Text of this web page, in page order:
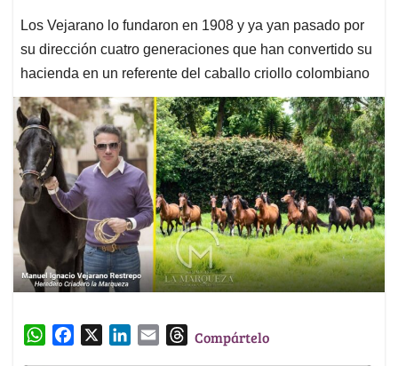
Los Vejarano lo fundaron en 1908 y ya yan pasado por
su dirección cuatro generaciones que han convertido su
hacienda en un referente del caballo criollo colombiano
W
TCompártelo